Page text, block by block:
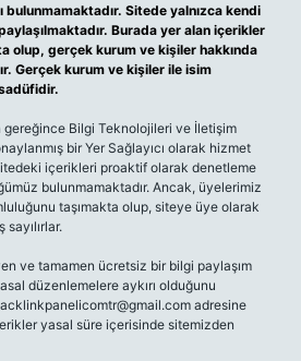
bulunmamaktadır. Sitede yalnızca kendi
Burada yer alan içerikler
olup, gerçek kurum ve kişiler hakkında
Gerçek kurum ve kişiler ile isim
gereğince Bilgi Teknolojileri ve İletişim
bir Yer Sağlayıcı olarak hizmet
içerikleri proaktif olarak denetleme
bulunmamaktadır. Ancak, üyelerimiz
taşımakta olup, siteye üye olarak
ve tamamen ücretsiz bir bilgi paylaşım
düzenlemelere aykırı olduğunu
adresine
yasal süre içerisinde sitemizden